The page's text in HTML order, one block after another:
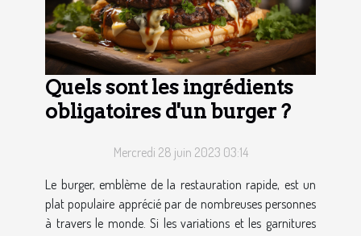
Quels sont les ingrédients
obligatoires d'un burger ?
Mercredi 28 juin 2023 03:14
Le burger, emblème de la restauration rapide, est un
plat populaire apprécié par de nombreuses personnes
à travers le monde. Si les variations et les garnitures